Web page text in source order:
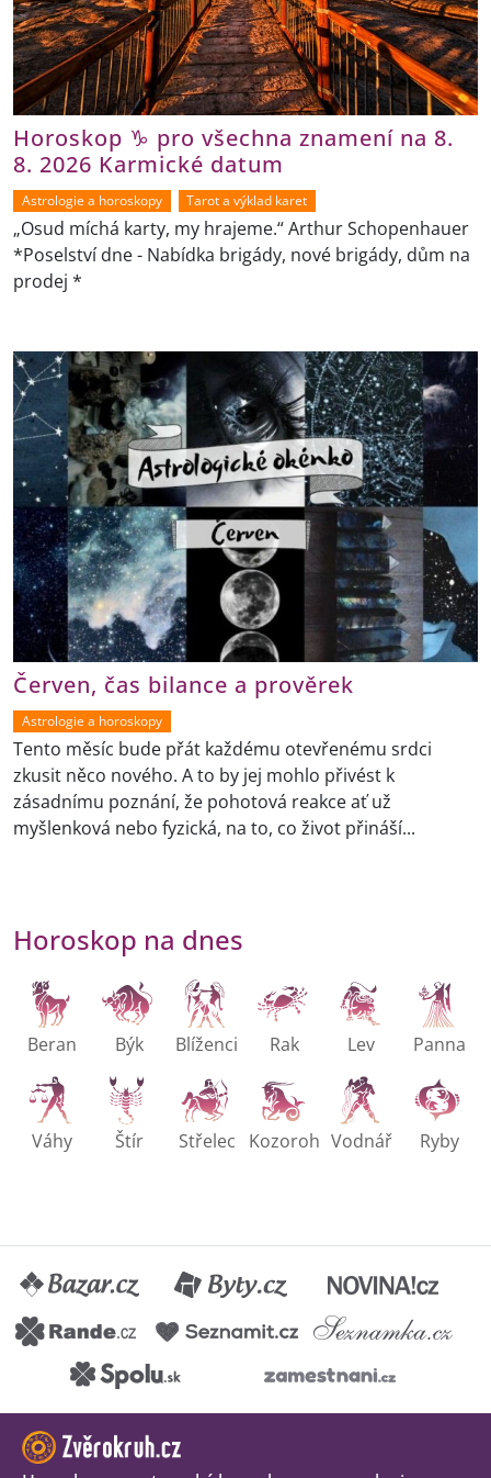
Horoskop ♑ pro všechna znamení na 8.
8. 2026 Karmické datum
Astrologie a horoskopy Tarot a výklad karet
„Osud míchá karty, my hrajeme.“ Arthur Schopenhauer
*Poselství dne - Nabídka brigády, nové brigády, dům na
prodej *
Červen, čas bilance a prověrek
Astrologie a horoskopy
Tento měsíc bude přát každému otevřenému srdci
zkusit něco nového. A to by jej mohlo přivést k
zásadnímu poznání, že pohotová reakce ať už
myšlenková nebo fyzická, na to, co život přináší...
Horoskop na dnes
Beran Býk Blíženci Rak Lev Panna
Váhy Štír Střelec Kozoroh Vodnář Ryby